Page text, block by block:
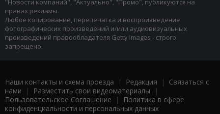
"Новости компаний", "Актуально", "Промо", публикуются на
правах рекламы.
Любое копирование, перепечатка и воспроизведение
фотографических произведений и/или аудиовизуальных
произведений правообладателя Getty Images - строго
запрещено.
Наши контакты и схема проезда | Редакция | Связаться с
нами | Разместить свои видеоматериалы |
Пользовательское Соглашение |
Политика в сфере
конфиденциальности и персональных данных